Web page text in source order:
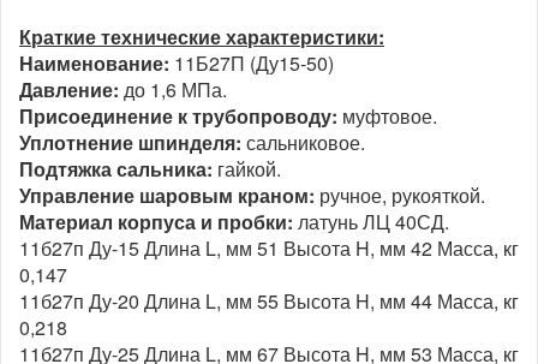
Краткие технические характеристики:
Наименование: 11Б27П (Ду15-50)
Давление: до 1,6 МПа.
Присоединение к трубопроводу: муфтовое.
Уплотнение шпинделя: сальниковое.
Подтяжка сальника: гайкой.
Управление шаровым краном: ручное, рукояткой.
Материал корпуса и пробки: латунь ЛЦ 40СД.
11б27п Ду-15 Длина L, мм 51 Высота H, мм 42 Масса, кг
0,147
11б27п Ду-20 Длина L, мм 55 Высота H, мм 44 Масса, кг
0,218
11б27п Ду-25 Длина L, мм 67 Высота H, мм 53 Масса, кг